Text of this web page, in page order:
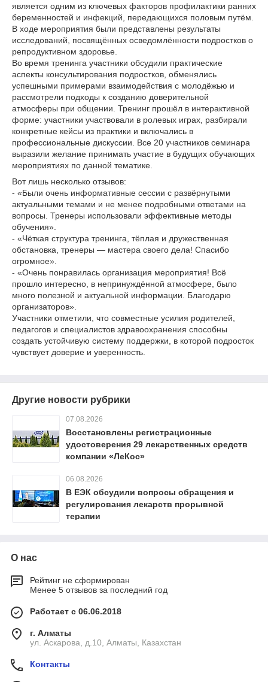
является одним из ключевых факторов профилактики ранних
беременностей и инфекций, передающихся половым путём.
В ходе мероприятия были представлены результаты
исследований, посвящённых осведомлённости подростков о
репродуктивном здоровье.
Во время тренинга участники обсудили практические
аспекты консультирования подростков, обменялись
успешными примерами взаимодействия с молодёжью и
рассмотрели подходы к созданию доверительной
атмосферы при общении. Тренинг прошёл в интерактивной
форме: участники участвовали в ролевых играх, разбирали
конкретные кейсы из практики и включались в
профессиональные дискуссии. Все 20 участников семинара
выразили желание принимать участие в будущих обучающих
мероприятиях по данной тематике.
Вот лишь несколько отзывов:
- «Были очень информативные сессии с развёрнутыми
актуальными темами и не менее подробными ответами на
вопросы. Тренеры использовали эффективные методы
обучения».
- «Чёткая структура тренинга, тёплая и дружественная
обстановка, тренеры — мастера своего дела! Спасибо
огромное».
- «Очень понравилась организация мероприятия! Всё
прошло интересно, в непринуждённой атмосфере, было
много полезной и актуальной информации. Благодарю
организаторов».
Участники отметили, что совместные усилия родителей,
педагогов и специалистов здравоохранения способны
создать устойчивую систему поддержки, в которой подросток
чувствует доверие и уверенность.
Другие новости рубрики
07.08.2026
Восстановлены регистрационные
удостоверения 29 лекарственных средств
компании «ЛеКос»
06.08.2026
В ЕЭК обсудили вопросы обращения и
регулирования лекарств прорывной
терапии
О нас
Рейтинг не сформирован
Менее 5 отзывов за последний год
Работает с 06.06.2018
г. Алматы
ул. Аскарова, д.10, Алматы, Казахстан
Контакты